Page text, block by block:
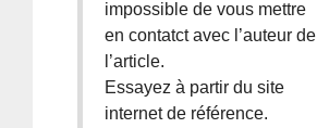
impossible de vous mettre
en contatct avec l’auteur de
l’article.
Essayez à partir du site
internet de référence.